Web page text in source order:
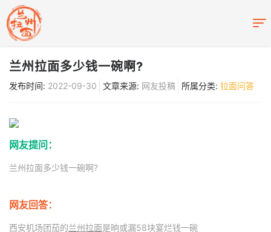
兰州拉面多少钱一碗啊?
发布时间: 2022-09-30 文章来源: 网友投稿 所属分类: 拉面问答
网友提问：
兰州拉面多少钱一碗啊?
网友回答：
西安机场团茄的兰州拉面是晌或漏58块宴烂钱一碗